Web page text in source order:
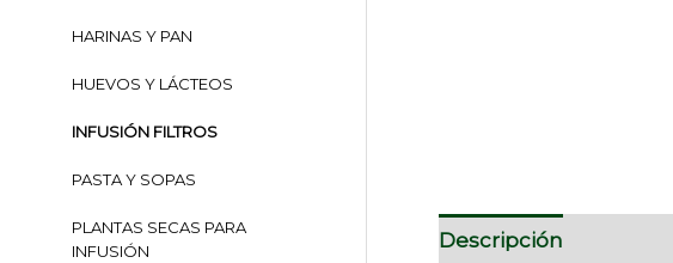
HARINAS Y PAN
HUEVOS Y LÁCTEOS
INFUSIÓN FILTROS
PASTA Y SOPAS
PLANTAS SECAS PARA
INFUSIÓN
Descripción